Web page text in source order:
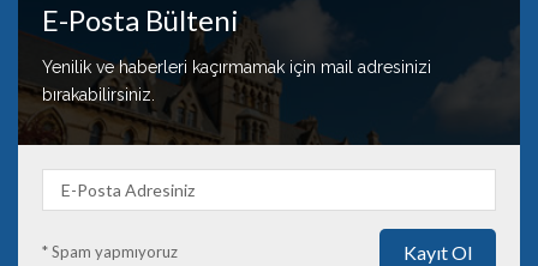
E-Posta Bülteni
Yenilik ve haberleri kaçırmamak için mail adresinizi
bırakabilirsiniz.
* Spam yapmıyoruz